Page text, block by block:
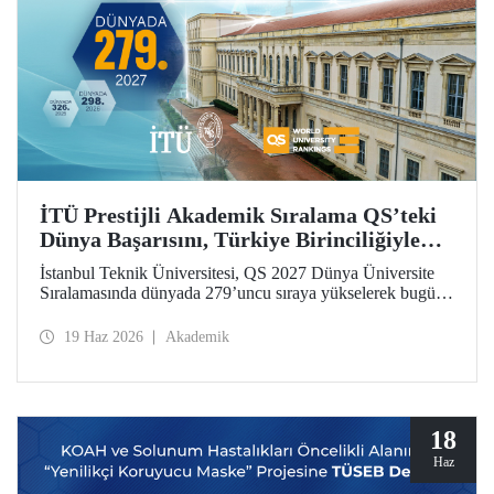
İTÜ Prestijli Akademik Sıralama QS’teki
Dünya Başarısını, Türkiye Birinciliğiyle
Taçlandırdı
İstanbul Teknik Üniversitesi, QS 2027 Dünya Üniversite
Sıralamasında dünyada 279’uncu sıraya yükselerek bugüne
sıralamaya giren 25 üniversite arasında ilk sırada yer aldı.
19 Haz 2026 Akademik
18
Haz